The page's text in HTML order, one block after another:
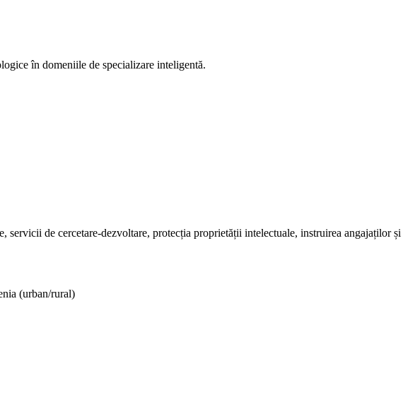
în domeniile de specializare inteligentă.
de cercetare-dezvoltare, protecția proprietății intelectuale, instruirea angajaților și
(urban/rural)